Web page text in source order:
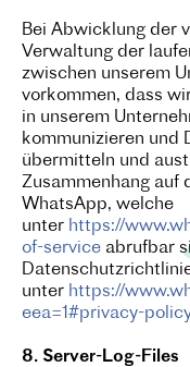
Bei Abwicklung der
Verwaltung der
zwischen unserem
vorkommen, dass
in unserem
kommunizieren und
übermitteln und
Zusammenhang auf
WhatsApp, welche
unter https://
of-service abrufbar
unter https://
eea=1#privacy-
8. Server-Log-Files